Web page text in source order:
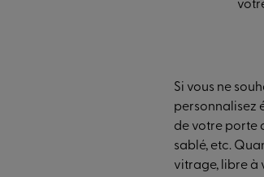
Si vous ne
personnalisez
de votre porte
sablé, etc.
vitrage, libre à